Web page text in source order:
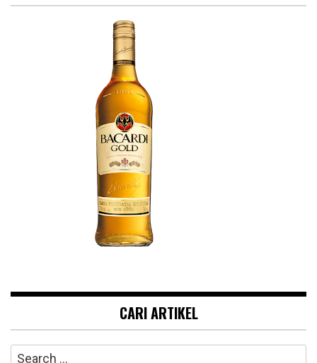
CARI ARTIKEL
Search